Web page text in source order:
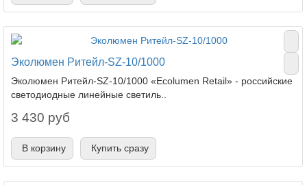
Эколюмен Ритейл-SZ-10/1000
Эколюмен Ритейл-SZ-10/1000 «Ecolumen Retail» - российские
светодиодные линейные светиль..
3 430 руб
В корзину Купить сразу